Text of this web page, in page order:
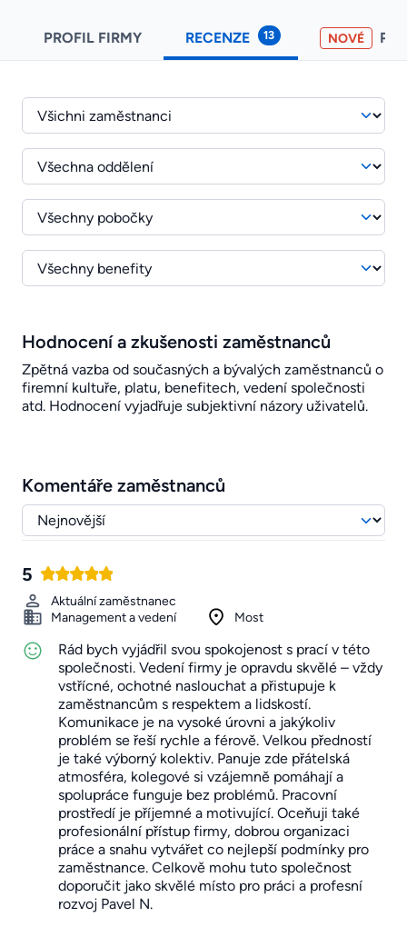
PROFIL FIRMY RECENZE 13 NOVÉ
Hodnocení a zkušenosti zaměstnanců
Zpětná vazba od současných a bývalých zaměstnanců o
firemní kultuře, platu, benefitech, vedení společnosti
atd. Hodnocení vyjadřuje subjektivní názory uživatelů.
Komentáře zaměstnanců
5
Aktuální zaměstnanec
Management a vedení
Most
Rád bych vyjádřil svou spokojenost s prací v této
společnosti. Vedení firmy je opravdu skvělé – vždy
vstřícné, ochotné naslouchat a přistupuje k
zaměstnancům s respektem a lidskostí.
Komunikace je na vysoké úrovni a jakýkoliv
problém se řeší rychle a férově. Velkou předností
je také výborný kolektiv. Panuje zde přátelská
atmosféra, kolegové si vzájemně pomáhají a
spolupráce funguje bez problémů. Pracovní
prostředí je příjemné a motivující. Oceňuji také
profesionální přístup firmy, dobrou organizaci
práce a snahu vytvářet co nejlepší podmínky pro
zaměstnance. Celkově mohu tuto společnost
doporučit jako skvělé místo pro práci a profesní
rozvoj Pavel N.